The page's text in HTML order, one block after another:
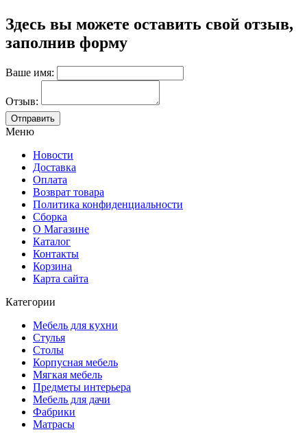
Здесь вы можете оставить свой отзыв,
заполнив форму
Ваше имя:
Отзыв:
Меню
Новости
Доставка
Оплата
Возврат товара
Политика конфиденциальности
Сборка
О Магазине
Каталог
Контакты
Корзина
Карта сайта
Категории
Мебель для кухни
Стулья
Столы
Корпусная мебель
Мягкая мебель
Предметы интерьера
Мебель для дачи
Фабрики
Матраcы